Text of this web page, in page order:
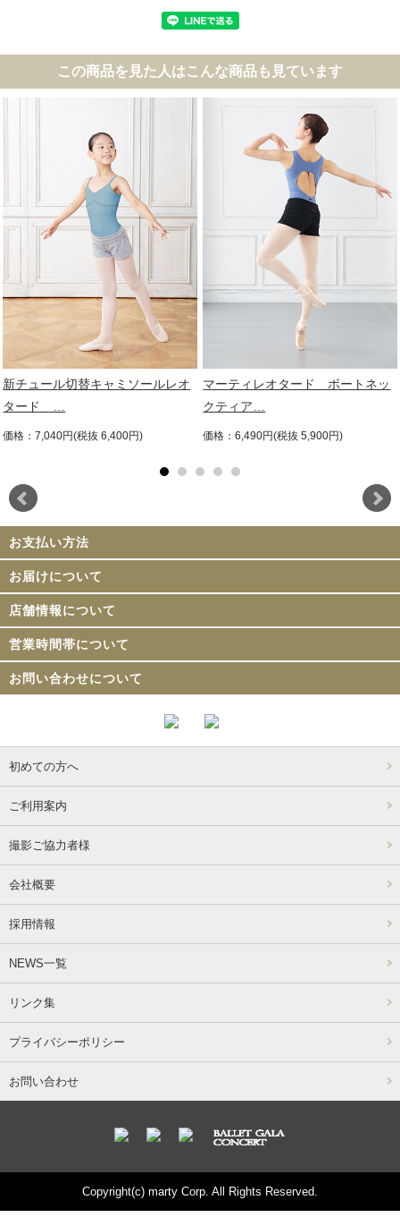
この商品を見た人はこんな商品も見ています
新チュール切替キャミソールレオ
タード …
価格：7,040円(税抜 6,400円)
マーティレオタード ボートネッ
クティア…
価格：6,490円(税抜 5,900円)
お支払い方法
お届けについて
店舗情報について
営業時間帯について
お問い合わせについて
初めての方へ
ご利用案内
撮影ご協力者様
会社概要
採用情報
NEWS一覧
リンク集
プライバシーポリシー
お問い合わせ
Copyright(c) marty Corp. All Rights Reserved.